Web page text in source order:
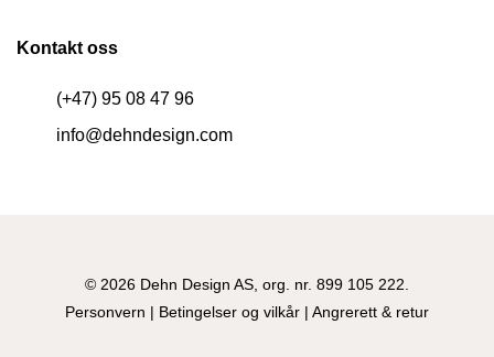
Kontakt oss
(+47) 95 08 47 96
info@dehndesign.com
© 2026 Dehn Design AS, org. nr. 899 105 222.
Personvern | Betingelser og vilkår | Angrerett & retur